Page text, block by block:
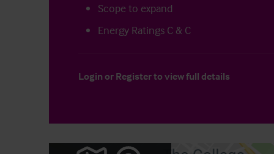
Scope to expand
Energy Ratings C & C
Login or Registerto view full details